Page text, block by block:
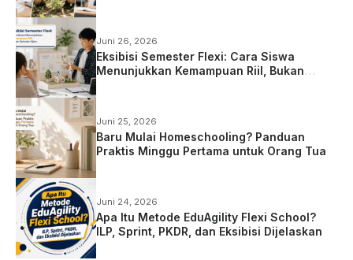
Juni 26, 2026
Eksibisi Semester Flexi: Cara Siswa
Menunjukkan Kemampuan Riil, Bukan
Juni 25, 2026
Baru Mulai Homeschooling? Panduan
Praktis Minggu Pertama untuk Orang Tua
Juni 24, 2026
Apa Itu Metode EduAgility Flexi School?
ILP, Sprint, PKDR, dan Eksibisi Dijelaskan